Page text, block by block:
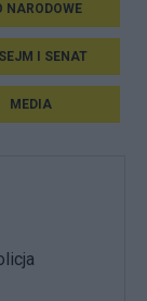
NARODOWE
SEJM I SENAT
MEDIA